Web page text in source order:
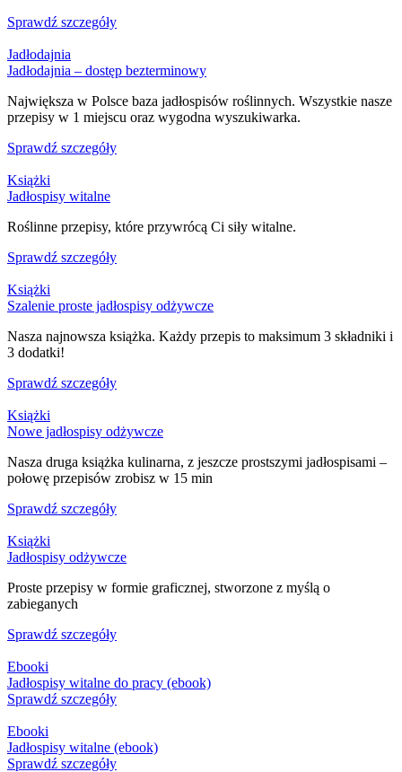
Sprawdź szczegóły
Jadłodajnia
Jadłodajnia – dostęp bezterminowy
Największa w Polsce baza jadłospisów roślinnych. Wszystkie nasze
przepisy w 1 miejscu oraz wygodna wyszukiwarka.
Sprawdź szczegóły
Książki
Jadłospisy witalne
Roślinne przepisy, które przywrócą Ci siły witalne.
Sprawdź szczegóły
Książki
Szalenie proste jadłospisy odżywcze
Nasza najnowsza książka. Każdy przepis to maksimum 3 składniki i
3 dodatki!
Sprawdź szczegóły
Książki
Nowe jadłospisy odżywcze
Nasza druga książka kulinarna, z jeszcze prostszymi jadłospisami –
połowę przepisów zrobisz w 15 min
Sprawdź szczegóły
Książki
Jadłospisy odżywcze
Proste przepisy w formie graficznej, stworzone z myślą o
zabieganych
Sprawdź szczegóły
Ebooki
Jadłospisy witalne do pracy (ebook)
Sprawdź szczegóły
Ebooki
Jadłospisy witalne (ebook)
Sprawdź szczegóły